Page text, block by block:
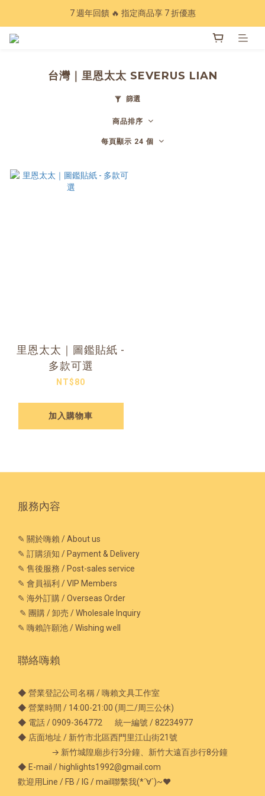
Have a nice trip 🧳 2027手帳季 準備登場
7 週年回饋 🔥 指定商品享 7 折優惠
加入會員下單現領20元折扣，年累計消費滿3600再享97折💰
台灣｜里恩太太 SEVERUS LIAN
篩選
商品排序
每頁顯示 24 個
里恩太太｜圖鑑貼紙 -
多款可選
NT$80
加入購物車
服務內容
✎ 關於嗨賴 / About us
✎ 訂購須知 / Payment & Delivery
✎ 售後服務 / Post-sales service
✎ 會員福利 / VIP Members
✎ 海外訂購 / Overseas Order
✎ 團購 / 卸売 / Wholesale Inquiry
✎ 嗨賴許願池 / Wishing well
聯絡嗨賴
◆ 營業登記公司名稱 / 嗨賴文具工作室
◆ 營業時間 / 14:00-21:00 (周二/周三公休)
◆ 電話 / 0909-364772 統一編號 / 82234977
◆ 店面地址 / 新竹市北區西門里江山街21號
→ 新竹城隍廟步行3分鐘、新竹大遠百步行8分鐘
◆ E-mail / highlights1992@gmail.com
歡迎用Line / FB / IG / mail聯繫我(*´∀`)~♥